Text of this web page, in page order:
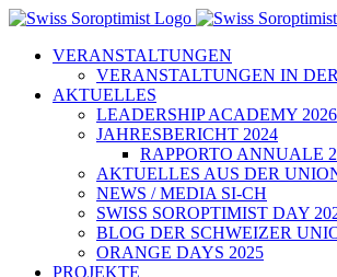
Zum
springenVERANSTALTUNGEN
VERANSTALTUNGEN IN
AKTUELLES
LEADERSHIP ACADEMY 2026
JAHRESBERICHT 2024
RAPPORTO ANNUALE
AKTUELLES AUS DER
NEWS / MEDIA SI-CH
SWISS SOROPTIMIST DAY
BLOG DER SCHWEIZER
ORANGE DAYS 2025
PROJEKTE